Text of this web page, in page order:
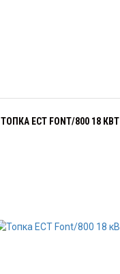
ТОПКА ECT FONT/800 18 КВТ